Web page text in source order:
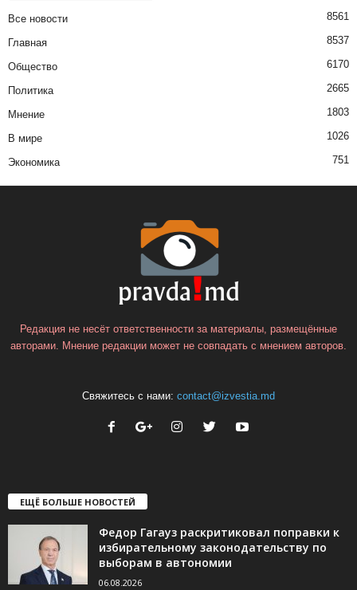
Все новости 8561
Главная 8537
Общество 6170
Политика 2665
Мнение 1803
В мире 1026
Экономика 751
Редакция не несёт ответственности за материалы, размещённые
авторами. Мнение редакции может не совпадать с мнением авторов.
Свяжитесь с нами: contact@izvestia.md
ЕЩЁ БОЛЬШЕ НОВОСТЕЙ
Федор Гагауз раскритиковал поправки к
избирательному законодательству по
выборам в автономии
06.08.2026